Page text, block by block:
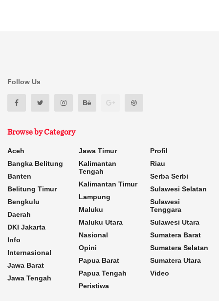
Follow Us
Browse by Category
Aceh
Bangka Belitung
Banten
Belitung Timur
Bengkulu
Daerah
DKI Jakarta
Info
Internasional
Jawa Barat
Jawa Tengah
Jawa Timur
Kalimantan
Tengah
Kalimantan Timur
Lampung
Maluku
Maluku Utara
Nasional
Opini
Papua Barat
Papua Tengah
Peristiwa
Profil
Riau
Serba Serbi
Sulawesi Selatan
Sulawesi
Tenggara
Sulawesi Utara
Sumatera Barat
Sumatera Selatan
Sumatera Utara
Video